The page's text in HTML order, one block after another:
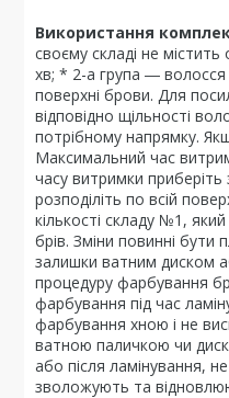
Використання
своєму складі не містить
хв; * 2-а група ― волосся
поверхні брови. Для
відповідно щільності
потрібному напрямку.
Максимальний час
часу витримки
розподіліть по всій
кількості складу №1,
брів. Зміни повинні
залишки ватним диском
процедуру фарбування
фарбування під час
фарбування хною і не
ватною паличкою чи
або після ламінування,
зволожують та